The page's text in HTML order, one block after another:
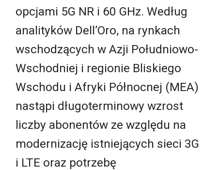
opcjami 5G NR i 60 GHz. Według
analityków Dell’Oro, na rynkach
wschodzących w Azji Południowo-
Wschodniej i regionie Bliskiego
Wschodu i Afryki Północnej (MEA)
nastąpi długoterminowy wzrost
liczby abonentów ze względu na
modernizację istniejących sieci 3G
i LTE oraz potrzebę